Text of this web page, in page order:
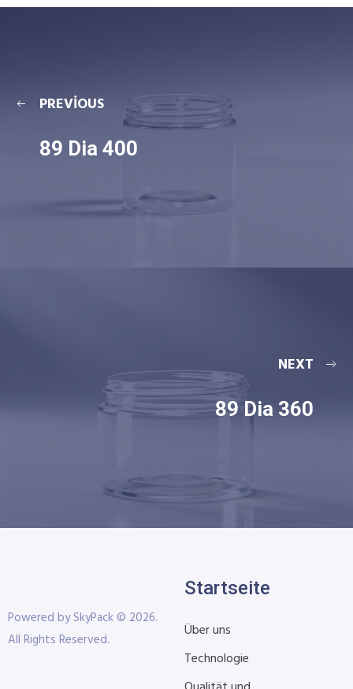
PREVIOUS
89 Dia 400
NEXT
89 Dia 360
Powered by SkyPack © 2026.
All Rights Reserved.
Startseite
Über uns
Technologie